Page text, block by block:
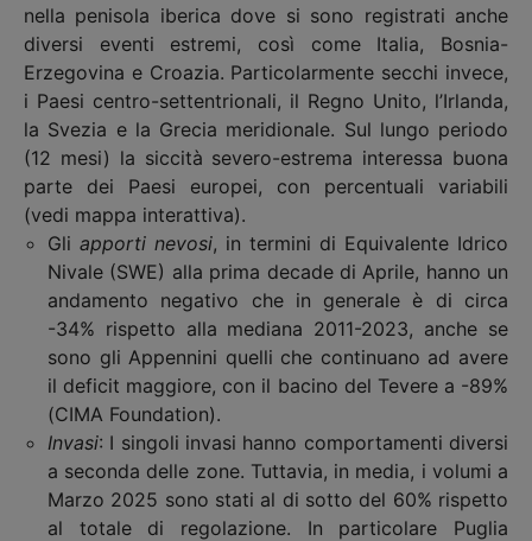
nella penisola iberica dove si sono registrati anche
diversi eventi estremi, così come Italia, Bosnia-
Erzegovina e Croazia. Particolarmente secchi invece,
i Paesi centro-settentrionali, il Regno Unito, l’Irlanda,
la Svezia e la Grecia meridionale. Sul lungo periodo
(12 mesi) la siccità severo-estrema interessa buona
parte dei Paesi europei, con percentuali variabili
(vedi mappa interattiva).
Gli apporti nevosi, in termini di Equivalente Idrico
Nivale (SWE) alla prima decade di Aprile, hanno un
andamento negativo che in generale è di circa
-34% rispetto alla mediana 2011-2023, anche se
sono gli Appennini quelli che continuano ad avere
il deficit maggiore, con il bacino del Tevere a -89%
(CIMA Foundation).
Invasi: I singoli invasi hanno comportamenti diversi
a seconda delle zone. Tuttavia, in media, i volumi a
Marzo 2025 sono stati al di sotto del 60% rispetto
al totale di regolazione. In particolare Puglia